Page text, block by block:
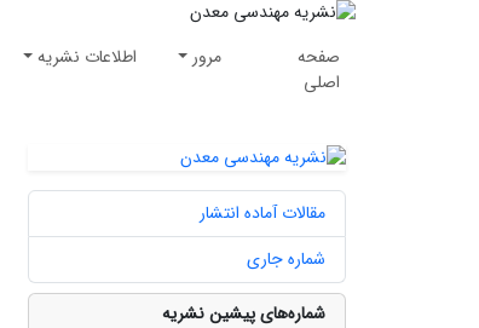
صفحه
اصلی
مرور اطلاعات نشریه
مقالات آماده انتشار
شماره جاری
شماره‌های پیشین نشریه